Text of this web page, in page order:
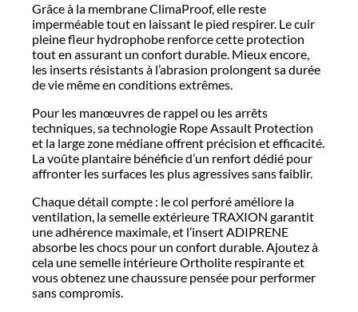
Grâce à la membrane ClimaProof, elle reste
imperméable tout en laissant le pied respirer. Le cuir
pleine fleur hydrophobe renforce cette protection
tout en assurant un confort durable. Mieux encore,
les inserts résistants à l’abrasion prolongent sa durée
de vie même en conditions extrêmes.
Pour les manœuvres de rappel ou les arrêts
techniques, sa technologie Rope Assault Protection
et la large zone médiane offrent précision et efficacité.
La voûte plantaire bénéficie d’un renfort dédié pour
affronter les surfaces les plus agressives sans faiblir.
Chaque détail compte : le col perforé améliore la
ventilation, la semelle extérieure TRAXION garantit
une adhérence maximale, et l’insert ADIPRENE
absorbe les chocs pour un confort durable. Ajoutez à
cela une semelle intérieure Ortholite respirante et
vous obtenez une chaussure pensée pour performer
sans compromis.